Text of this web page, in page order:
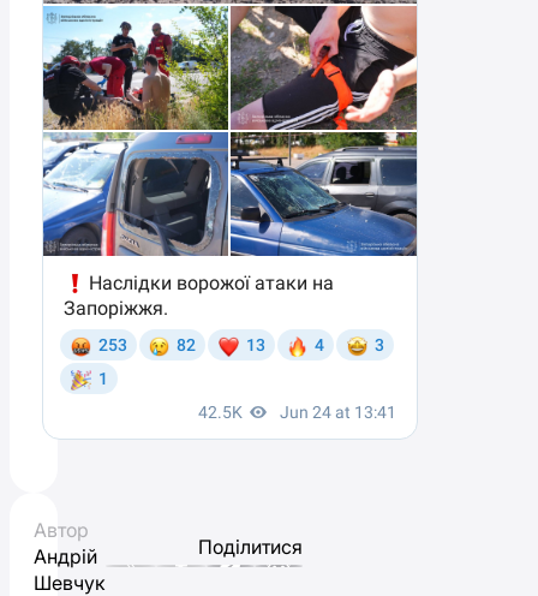
Автор
Андрій
Шевчук
Поділитися